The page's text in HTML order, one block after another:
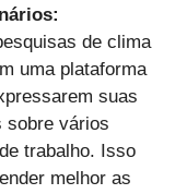
de clima
uma plataforma
suas
sobre vários
trabalho. Isso
melhor as